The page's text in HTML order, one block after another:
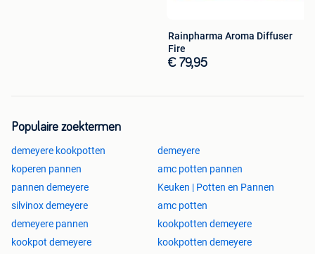
Rainpharma Aroma Diffuser
Fire
€ 79,95
Populaire zoektermen
demeyere kookpotten
demeyere
koperen pannen
amc potten pannen
pannen demeyere
Keuken | Potten en Pannen
silvinox demeyere
amc potten
demeyere pannen
kookpotten demeyere
kookpot demeyere
kookpotten demeyere